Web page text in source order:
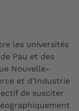
les universités
Pau et des
Nouvelle-
et d’Industrie
de susciter